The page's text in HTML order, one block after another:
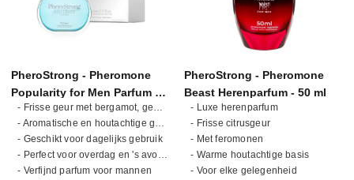
PheroStrong - Pheromone
Popularity for Men Parfum -
50 ml
- Frisse geur met bergamot, gember en cederhout
- Aromatische en houtachtige geurbeleving
- Geschikt voor dagelijks gebruik
- Perfect voor overdag en 's avonds
- Verfijnd parfum voor mannen
PheroStrong - Pheromone
Beast Herenparfum - 50 ml
- Luxe herenparfum
- Frisse citrusgeur
- Met feromonen
- Warme houtachtige basis
- Voor elke gelegenheid